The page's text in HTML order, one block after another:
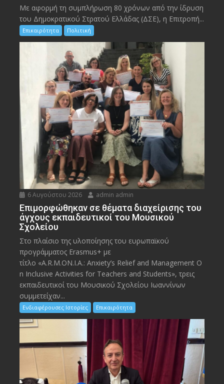
Με αφορμή τη συμπλήρωση 80 χρόνων από την ίδρυση
του Δημοκρατικού Στρατού Ελλάδας (ΔΣΕ), η Επιτροπή...
Επικαιρότητα Πολιτική
6 Αυγούστου 2026 admin admin
Eπιμορφώθηκαν σε θέματα διαχείρισης του
άγχους εκπαιδευτικοί του Μουσικού
Σχολείου
Στο πλαίσιο της υλοποίησης του ευρωπαϊκού
προγράμματος Erasmus+ με
τίτλο «A.R.M.ON.I.A.: Anxiety’s Relief and Management O
n Inclusive Activities for Teachers and Students», τρεις
εκπαιδευτικοί του Μουσικού Σχολείου Ιωαννίνων
συμμετείχαν...
Ενδιαφέρουσες Ιστορίες Επικαιρότητα